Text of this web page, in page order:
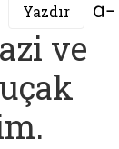
Yazdır
ve